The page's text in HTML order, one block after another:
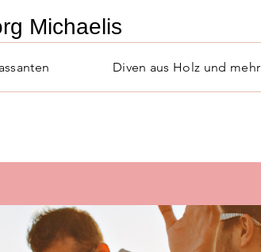
Michaelis
Diven aus Holz und mehr